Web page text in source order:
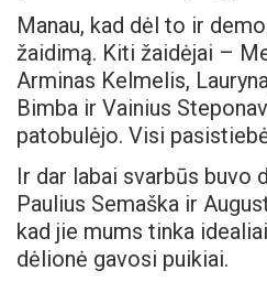
Manau, kad dėl to ir
žaidimą. Kiti žaidėjai –
Arminas Kelmelis,
Bimba ir Vainius
patobulėjo. Visi
Ir dar labai svarbūs buvo
Paulius Semaška ir
kad jie mums tinka
dėlionė gavosi puikiai.